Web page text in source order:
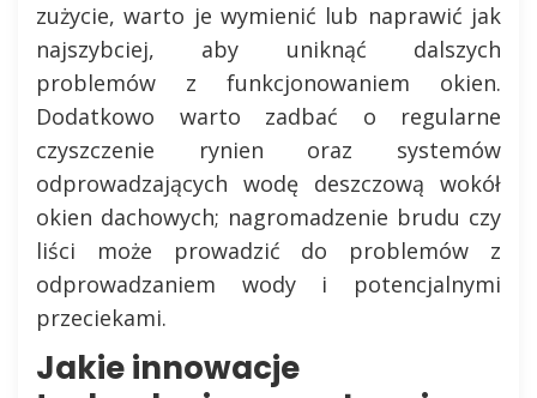
zużycie, warto je wymienić lub naprawić jak
najszybciej, aby uniknąć dalszych
problemów z funkcjonowaniem okien.
Dodatkowo warto zadbać o regularne
czyszczenie rynien oraz systemów
odprowadzających wodę deszczową wokół
okien dachowych; nagromadzenie brudu czy
liści może prowadzić do problemów z
odprowadzaniem wody i potencjalnymi
przeciekami.
Jakie innowacje